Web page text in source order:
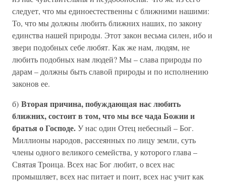
следует, что мы единоестественны с ближними нашими:
То, что мы должны любить ближних наших, по закону
единства нашей природы. Этот закон весьма силен, ибо и
звери подобных себе любят. Как же нам, людям, не
любить подобных нам людей? Мы – слава природы по
дарам – должны быть славой природы и по исполнению
законов ее.
б) Вторая причина, побуждающая нас любить
ближних, состоит в том, что мы все чада Божии и
братья о Господе.У нас один Отец небесный – Бог.
Миллионы народов, рассеянных по лицу земли, суть
члены одного великого семейства, у которого глава –
Святая Троица. Всех нас Бог любит, о всех нас
промышляет, всех нас питает и поит, всех нас учит как